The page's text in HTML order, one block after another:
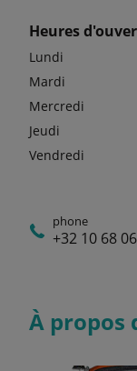
Heures
Lundi
Mardi
Mercredi
Jeudi
Vendredi
phone
+32 10 68
À propos